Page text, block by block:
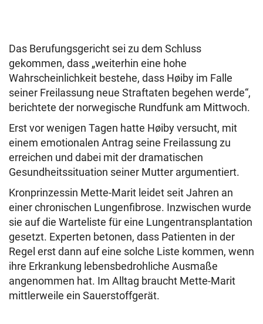
Das Berufungsgericht sei zu dem Schluss
gekommen, dass „weiterhin eine hohe
Wahrscheinlichkeit bestehe, dass Høiby im Falle
seiner Freilassung neue Straftaten begehen werde“,
berichtete der norwegische Rundfunk am Mittwoch.
Erst vor wenigen Tagen hatte Høiby versucht, mit
einem emotionalen Antrag seine Freilassung zu
erreichen und dabei mit der dramatischen
Gesundheitssituation seiner Mutter argumentiert.
Kronprinzessin Mette-Marit leidet seit Jahren an
einer chronischen Lungenfibrose. Inzwischen wurde
sie auf die Warteliste für eine Lungentransplantation
gesetzt. Experten betonen, dass Patienten in der
Regel erst dann auf eine solche Liste kommen, wenn
ihre Erkrankung lebensbedrohliche Ausmaße
angenommen hat. Im Alltag braucht Mette-Marit
mittlerweile ein Sauerstoffgerät.